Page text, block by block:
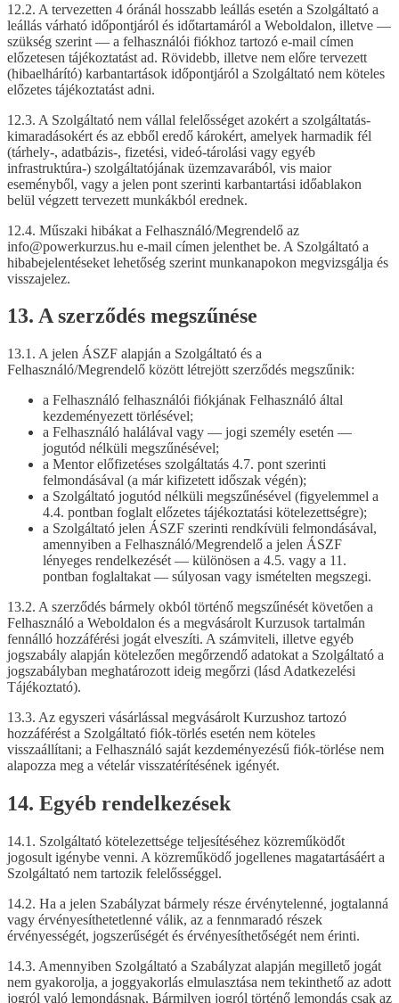
12.2. A tervezetten 4 óránál hosszabb leállás esetén a Szolgáltató a
leállás várható időpontjáról és időtartamáról a Weboldalon, illetve —
szükség szerint — a felhasználói fiókhoz tartozó e-mail címen
előzetesen tájékoztatást ad. Rövidebb, illetve nem előre tervezett
(hibaelhárító) karbantartások időpontjáról a Szolgáltató nem köteles
előzetes tájékoztatást adni.
12.3. A Szolgáltató nem vállal felelősséget azokért a szolgáltatás-
kimaradásokért és az ebből eredő károkért, amelyek harmadik fél
(tárhely-, adatbázis-, fizetési, videó-tárolási vagy egyéb
infrastruktúra-) szolgáltatójának üzemzavarából, vis maior
eseményből, vagy a jelen pont szerinti karbantartási időablakon
belül végzett tervezett munkákból erednek.
12.4. Műszaki hibákat a Felhasználó/Megrendelő az
info@powerkurzus.hu e-mail címen jelenthet be. A Szolgáltató a
hibabejelentéseket lehetőség szerint munkanapokon megvizsgálja és
visszajelez.
13. A szerződés megszűnése
13.1. A jelen ÁSZF alapján a Szolgáltató és a
Felhasználó/Megrendelő között létrejött szerződés megszűnik:
a Felhasználó felhasználói fiókjának Felhasználó által
kezdeményezett törlésével;
a Felhasználó halálával vagy — jogi személy esetén —
jogutód nélküli megszűnésével;
a Mentor előfizetéses szolgáltatás 4.7. pont szerinti
felmondásával (a már kifizetett időszak végén);
a Szolgáltató jogutód nélküli megszűnésével (figyelemmel a
4.4. pontban foglalt előzetes tájékoztatási kötelezettségre);
a Szolgáltató jelen ÁSZF szerinti rendkívüli felmondásával,
amennyiben a Felhasználó/Megrendelő a jelen ÁSZF
lényeges rendelkezését — különösen a 4.5. vagy a 11.
pontban foglaltakat — súlyosan vagy ismételten megszegi.
13.2. A szerződés bármely okból történő megszűnését követően a
Felhasználó a Weboldalon és a megvásárolt Kurzusok tartalmán
fennálló hozzáférési jogát elveszíti. A számviteli, illetve egyéb
jogszabály alapján kötelezően megőrzendő adatokat a Szolgáltató a
jogszabályban meghatározott ideig megőrzi (lásd Adatkezelési
Tájékoztató).
13.3. Az egyszeri vásárlással megvásárolt Kurzushoz tartozó
hozzáférést a Szolgáltató fiók-törlés esetén nem köteles
visszaállítani; a Felhasználó saját kezdeményezésű fiók-törlése nem
alapozza meg a vételár visszatérítésének igényét.
14. Egyéb rendelkezések
14.1. Szolgáltató kötelezettsége teljesítéséhez közreműködőt
jogosult igénybe venni. A közreműködő jogellenes magatartásáért a
Szolgáltató nem tartozik felelősséggel.
14.2. Ha a jelen Szabályzat bármely része érvénytelenné, jogtalanná
vagy érvényesíthetetlenné válik, az a fennmaradó részek
érvényességét, jogszerűségét és érvényesíthetőségét nem érinti.
14.3. Amennyiben Szolgáltató a Szabályzat alapján megillető jogát
nem gyakorolja, a joggyakorlás elmulasztása nem tekinthető az adott
jogról való lemondásnak. Bármilyen jogról történő lemondás csak az